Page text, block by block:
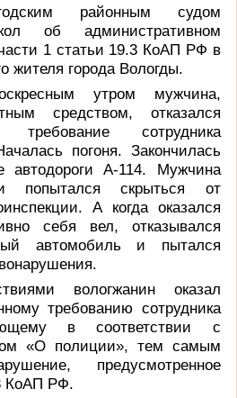
районным судом
об административном
1 статьи 19.3 КоАП РФ в
жителя города Вологды.
утром мужчина,
средством, отказался
требование сотрудника
погоня. Закончилась
автодороги А-114. Мужчина
попытался скрыться от
А когда оказался
себя вел, отказывался
автомобиль и пытался
вологжанин оказал
требованию сотрудника
в соответствии с
«О полиции», тем самым
предусмотренное
КоАП РФ.